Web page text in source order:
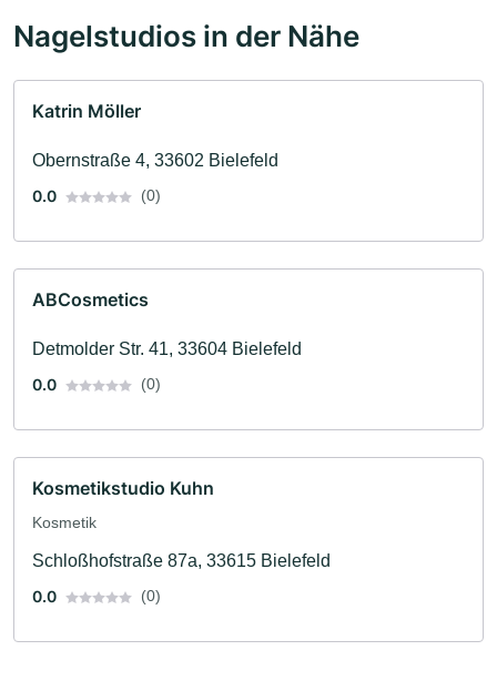
Nagelstudios in der Nähe
Katrin Möller
Obernstraße 4, 33602 Bielefeld
0.0
(0)
ABCosmetics
Detmolder Str. 41, 33604 Bielefeld
0.0
(0)
Kosmetikstudio Kuhn
Kosmetik
Schloßhofstraße 87a, 33615 Bielefeld
0.0
(0)